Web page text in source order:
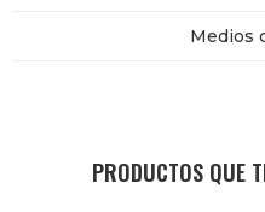
Medios
PRODUCTOS QUE